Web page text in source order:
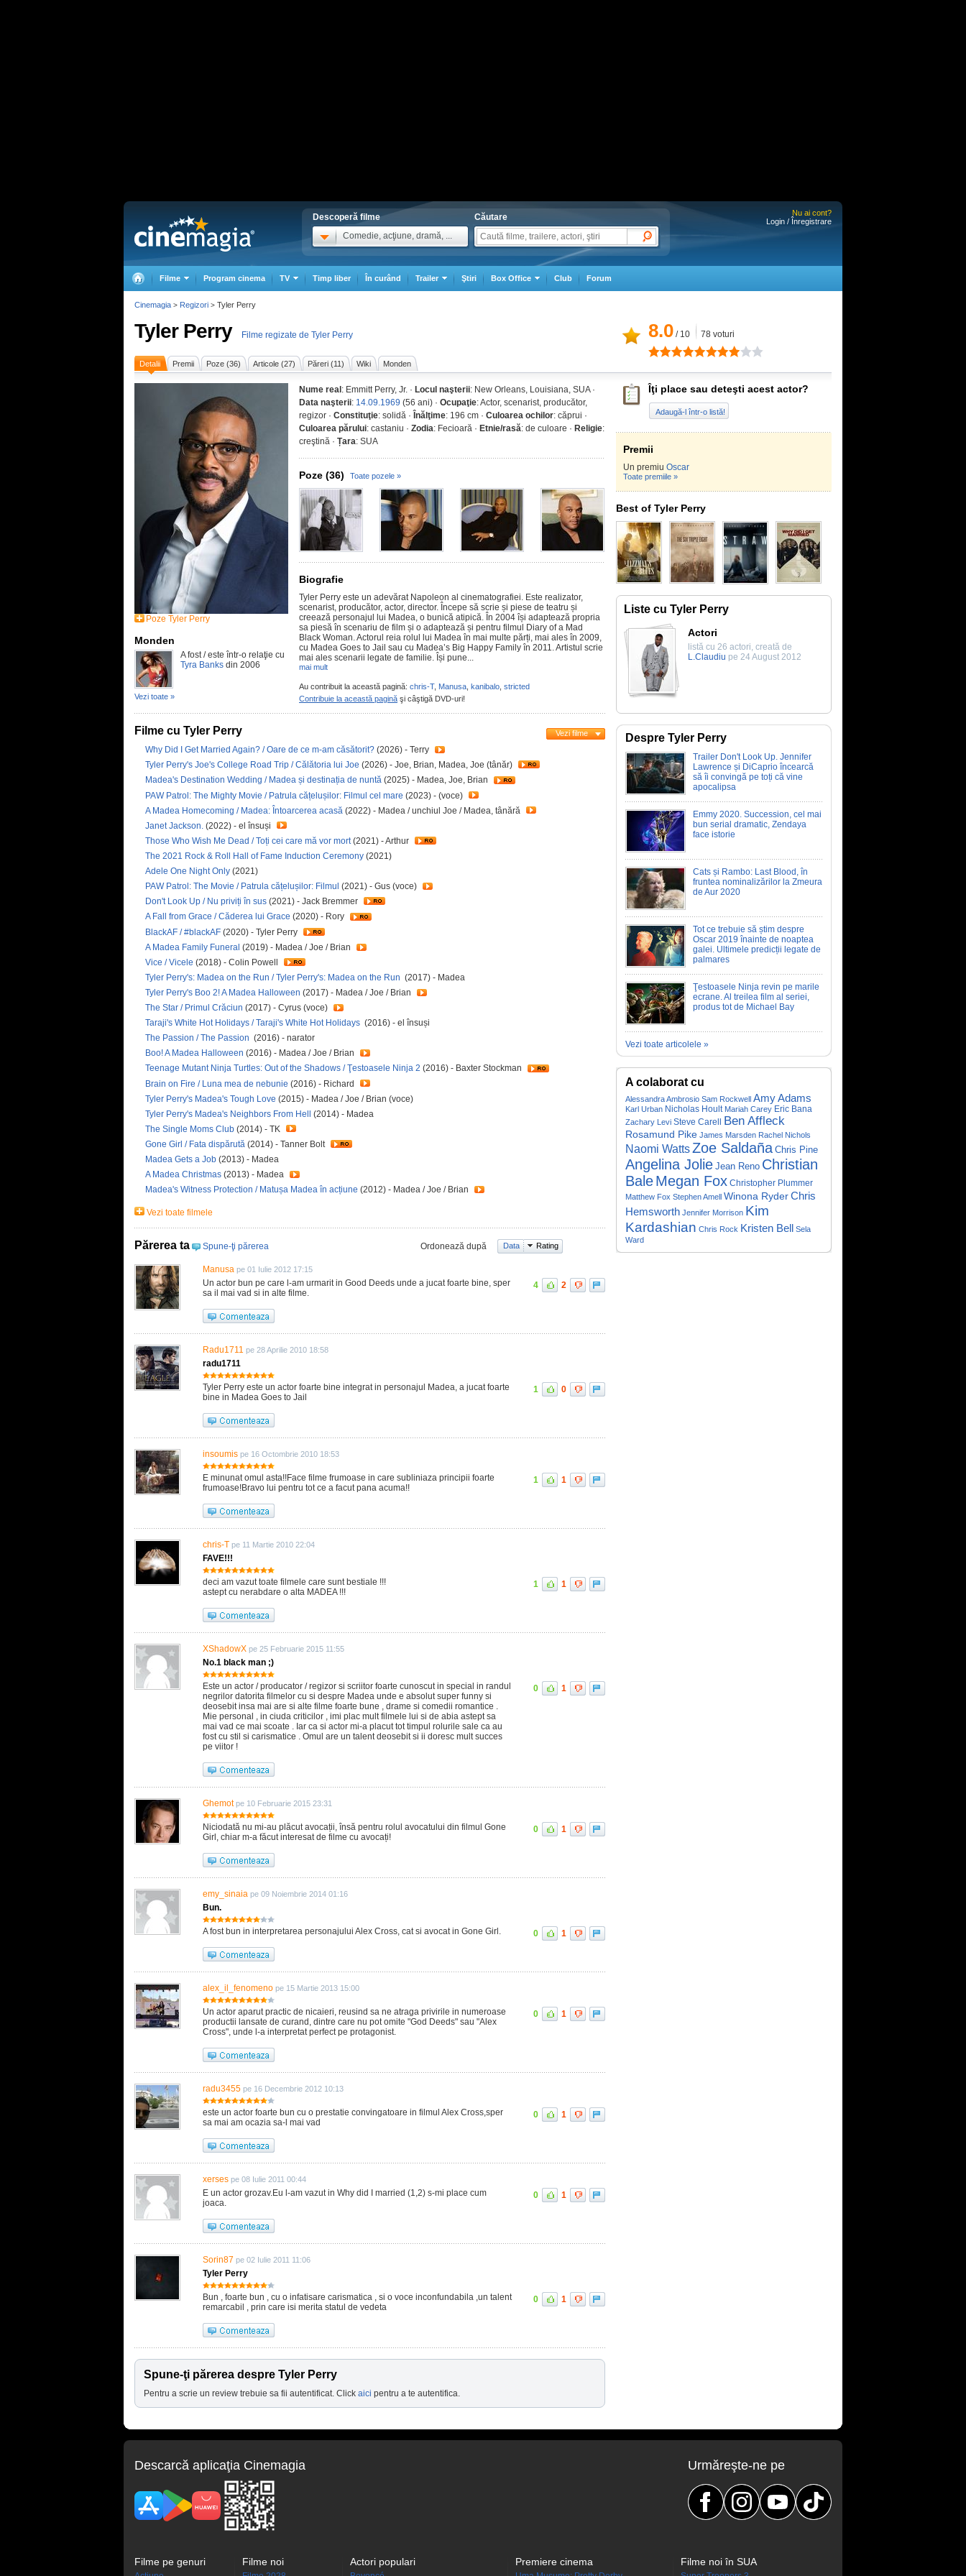
Descoperă filme
Comedie, acţiune, dramă, ...
Căutare
Nu ai cont?
Login / Înregistrare
Filme Program cinema TV Timp liber În curând Trailer Ştiri Box Office Club Forum
Tyler Perry Filme regizate de Tyler Perry 8.0 / 10 78 voturi
Detalii Premii Poze (36) Articole (27) Păreri (11) Wiki Monden
Poze Tyler Perry
Monden
A fost / este într-o relaţie cu
Tyra Banks din 2006
Vezi toate »
Nume real : Emmitt Perry, Jr. · Locul naşterii: New Orleans, Louisiana, SUA ·
Data naşterii: 14.09.1969 (56 ani) · Ocupaţie: Actor, scenarist, producător,
regizor · Constituţie: solidă · Înălţime: 196 cm · Culoarea ochilor: căprui ·
Culoarea părului: castaniu · Zodia: Fecioară · Etnie/rasă: de culoare · Religie:
creştină · Țara: SUA
Poze (36) Toate pozele »
Biografie
Tyler Perry este un adevărat Napoleon al cinematografiei. Este realizator,
scenarist, producător, actor, director. Începe să scrie și piese de teatru și
creează personajul lui Madea, o bunică atipică. În 2004 își adaptează propria
sa piesă în scenariu de film și o adaptează și pentru filmul Diary of a Mad
Black Woman. Actorul reia rolul lui Madea în mai multe părți, mai ales în 2009,
cu Madea Goes to Jail sau cu Madea’s Big Happy Family în 2011. Artistul scrie
mai ales scenarii legate de familie. Își pune...
mai mult
Au contribuit la această pagină: chris-T, Manusa kanibalo stricted
Contribuie la această pagină şi câştigă DVD-uri!
Filme cu Tyler Perry Vezi filme
Why Did I Get Married Again? / Oare de ce m-am căsătorit? (2026) - Terry
Tyler Perry's Joe's College Road Trip / Călătoria lui Joe (2026) - Joe, Brian, Madea, Joe (tânăr)
Madea's Destination Wedding / Madea și destinația de nuntă (2025) - Madea, Joe, Brian
PAW Patrol: The Mighty Movie / Patrula cățelușilor: Filmul cel mare (2023) - (voce)
A Madea Homecoming / Madea: Întoarcerea acasă (2022) - Madea / unchiul Joe / Madea, tânără
Janet Jackson. (2022) - el însuși
Those Who Wish Me Dead / Toți cei care mă vor mort (2021) - Arthur
The 2021 Rock & Roll Hall of Fame Induction Ceremony (2021)
Adele One Night Only (2021)
PAW Patrol: The Movie / Patrula cățelușilor: Filmul (2021) - Gus (voce)
Don't Look Up / Nu priviți în sus (2021) - Jack Bremmer
A Fall from Grace / Căderea lui Grace (2020) - Rory
BlackAF / #blackAF (2020) - Tyler Perry
A Madea Family Funeral (2019) - Madea / Joe / Brian
Vice / Vicele (2018) - Colin Powell
Tyler Perry's: Madea on the Run / Tyler Perry's: Madea on the Run (2017) - Madea
Tyler Perry's Boo 2! A Madea Halloween (2017) - Madea / Joe / Brian
The Star / Primul Crăciun (2017) - Cyrus (voce)
Taraji's White Hot Holidays / Taraji's White Hot Holidays (2016) - el însuși
The Passion / The Passion (2016) - narator
Boo! A Madea Halloween (2016) - Madea / Joe / Brian
Teenage Mutant Ninja Turtles: Out of the Shadows / Ţestoasele Ninja 2 (2016) - Baxter Stockman
Brain on Fire / Luna mea de nebunie (2016) - Richard
Tyler Perry's Madea's Tough Love (2015) - Madea / Joe / Brian (voce)
Tyler Perry's Madea's Neighbors From Hell (2014) - Madea
The Single Moms Club (2014) - TK
Gone Girl / Fata dispărută (2014) - Tanner Bolt
Madea Gets a Job (2013) - Madea
A Madea Christmas (2013) - Madea
Madea's Witness Protection / Matușa Madea în acțiune (2012) - Madea / Joe / Brian
Vezi toate filmele
Părerea ta Spune-ţi părerea Ordonează după Data Rating
Manusa pe 01 Iulie 2012 17:15
Un actor bun pe care l-am urmarit in Good Deeds unde a jucat foarte bine, sper
sa il mai vad si in alte filme.
4 2
Radu1711 pe 28 Aprilie 2010 18:58
radu1711
Tyler Perry este un actor foarte bine integrat in personajul Madea, a jucat foarte
bine in Madea Goes to Jail
1 0
insoumis pe 16 Octombrie 2010 18:53
E minunat omul asta!!Face filme frumoase in care subliniaza principii foarte
frumoase!Bravo lui pentru tot ce a facut pana acuma!!
1 1
chris-T pe 11 Martie 2010 22:04
FAVE!!!
deci am vazut toate filmele care sunt bestiale !!!
astept cu nerabdare o alta MADEA !!!
1 1
XShadowX pe 25 Februarie 2015 11:55
No.1 black man ;)
Este un actor / producator / regizor si scriitor foarte cunoscut in special in randul
negrilor datorita filmelor cu si despre Madea unde e absolut super funny si
deosebit insa mai are si alte filme foarte bune , drame si comedii romantice .
Mie personal , in ciuda criticilor , imi plac mult filmele lui si de abia astept sa
mai vad ce mai scoate . Iar ca si actor mi-a placut tot timpul rolurile sale ca au
fost cu stil si carismatice . Omul are un talent deosebit si ii doresc mult succes
pe viitor !
0 1
Ghemot pe 10 Februarie 2015 23:31
Niciodată nu mi-au plăcut avocații, însă pentru rolul avocatului din filmul Gone
Girl, chiar m-a făcut interesat de filme cu avocați!
0 1
emy_sinaia pe 09 Noiembrie 2014 01:16
Bun.
A fost bun in interpretarea personajului Alex Cross, cat si avocat in Gone Girl. 0 1
alex_il_fenomeno pe 15 Martie 2013 15:00
Un actor aparut practic de nicaieri, reusind sa ne atraga privirile in numeroase
productii lansate de curand, dintre care nu pot omite "God Deeds" sau "Alex
Cross", unde l-a interpretat perfect pe protagonist.
0 1
radu3455 pe 16 Decembrie 2012 10:13
este un actor foarte bun cu o prestatie convingatoare in filmul Alex Cross,sper
sa mai am ocazia sa-l mai vad
0 1
xerses pe 08 Iulie 2011 00:44
E un actor grozav.Eu l-am vazut in Why did I married (1,2) s-mi place cum
joaca.
0 1
Sorin87 pe 02 Iulie 2011 11:06
Tyler Perry
Bun , foarte bun , cu o infatisare carismatica , si o voce inconfundabila ,un talent
remarcabil , prin care isi merita statul de vedeta
0 1
Spune-ţi părerea despre Tyler Perry
Pentru a scrie un review trebuie sa fii autentificat. Click aici pentru a te autentifica.
Îţi place sau deteşti acest actor?
Adaugă-l într-o listă!
Premii
Un premiu Oscar
Toate premiile »
Best of Tyler Perry
Liste cu Tyler Perry
Actori
listă cu 26 actori, creată de
L.Claudiu pe 24 August 2012
Despre Tyler Perry
Trailer Don't Look Up. Jennifer
Lawrence și DiCaprio încearcă
să îi convingă pe toți că vine
apocalipsa
Emmy 2020. Succession, cel mai
bun serial dramatic, Zendaya
face istorie
Cats și Rambo: Last Blood, în
fruntea nominalizărilor la Zmeura
de Aur 2020
Tot ce trebuie să știm despre
Oscar 2019 înainte de noaptea
galei. Ultimele predicții legate de
palmares
Ţestoasele Ninja revin pe marile
ecrane. Al treilea film al seriei,
produs tot de Michael Bay
Vezi toate articolele »
A colaborat cu
Alessandra Ambrosio Sam Rockwell Amy Adams
Karl Urban Nicholas Hoult Mariah Carey Eric Bana
Zachary Levi Steve Carell Ben Affleck
Rosamund Pike James Marsden Rachel Nichols
Naomi WattsZoe Saldaña Chris Pine
Angelina Jolie Jean Reno Christian
BaleMegan Fox Christopher Plummer
Matthew Fox Stephen Amell Winona Ryder Chris
Hemsworth Jennifer Morrison Kim
Kardashian Chris Rock Kristen Bell
Sela
Ward
Cinemagia > Regizori > Tyler Perry
Descarcă aplicaţia Cinemagia Urmăreşte-ne pe
Filme pe genuri Filme noi Actori populari Premiere cinema Filme noi în SUA